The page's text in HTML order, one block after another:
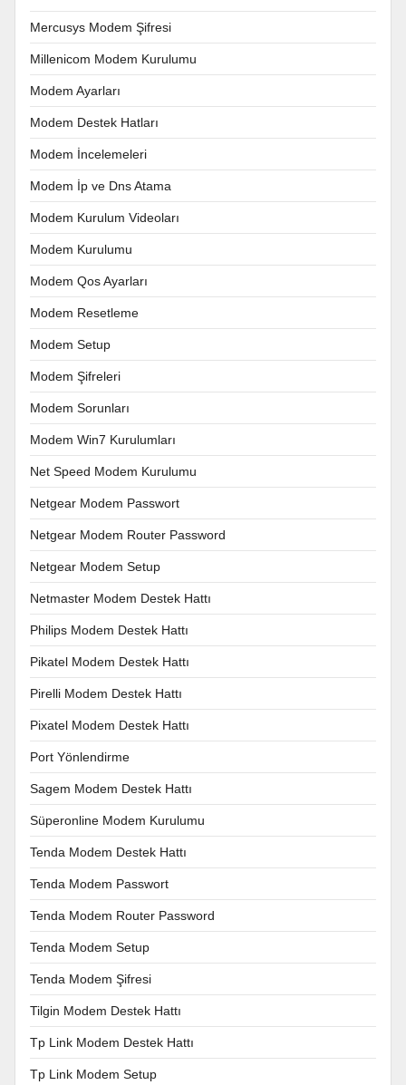
Mercusys Modem Şifresi
Millenicom Modem Kurulumu
Modem Ayarları
Modem Destek Hatları
Modem İncelemeleri
Modem İp ve Dns Atama
Modem Kurulum Videoları
Modem Kurulumu
Modem Qos Ayarları
Modem Resetleme
Modem Setup
Modem Şifreleri
Modem Sorunları
Modem Win7 Kurulumları
Net Speed Modem Kurulumu
Netgear Modem Passwort
Netgear Modem Router Password
Netgear Modem Setup
Netmaster Modem Destek Hattı
Philips Modem Destek Hattı
Pikatel Modem Destek Hattı
Pirelli Modem Destek Hattı
Pixatel Modem Destek Hattı
Port Yönlendirme
Sagem Modem Destek Hattı
Süperonline Modem Kurulumu
Tenda Modem Destek Hattı
Tenda Modem Passwort
Tenda Modem Router Password
Tenda Modem Setup
Tenda Modem Şifresi
Tilgin Modem Destek Hattı
Tp Link Modem Destek Hattı
Tp Link Modem Setup